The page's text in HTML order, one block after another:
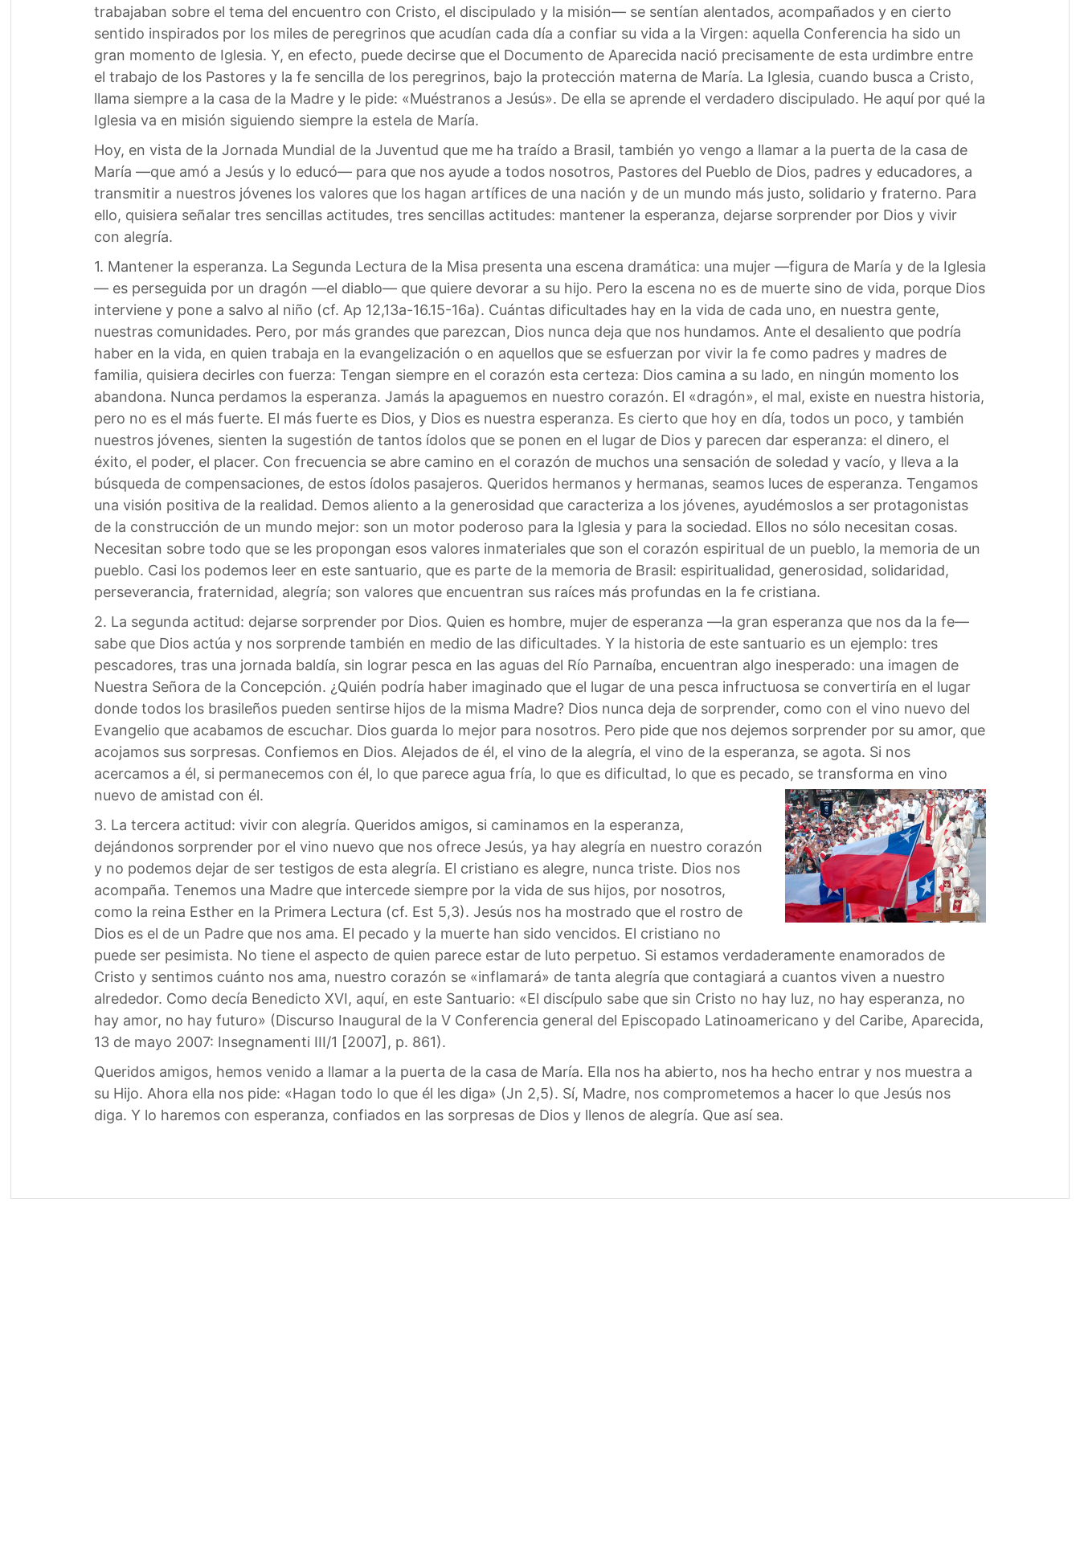
trabajaban sobre el tema del encuentro con Cristo, el discipulado y la misión— se sentían alentados, acompañados y en cierto
sentido inspirados por los miles de peregrinos que acudían cada día a confiar su vida a la Virgen: aquella Conferencia ha sido un
gran momento de Iglesia. Y, en efecto, puede decirse que el Documento de Aparecida nació precisamente de esta urdimbre entre
el trabajo de los Pastores y la fe sencilla de los peregrinos, bajo la protección materna de María. La Iglesia, cuando busca a Cristo,
llama siempre a la casa de la Madre y le pide: «Muéstranos a Jesús». De ella se aprende el verdadero discipulado. He aquí por qué la
Iglesia va en misión siguiendo siempre la estela de María.
Hoy, en vista de la Jornada Mundial de la Juventud que me ha traído a Brasil, también yo vengo a llamar a la puerta de la casa de
María —que amó a Jesús y lo educó— para que nos ayude a todos nosotros, Pastores del Pueblo de Dios, padres y educadores, a
transmitir a nuestros jóvenes los valores que los hagan artífices de una nación y de un mundo más justo, solidario y fraterno. Para
ello, quisiera señalar tres sencillas actitudes, tres sencillas actitudes: mantener la esperanza, dejarse sorprender por Dios y vivir
con alegría.
1. Mantener la esperanza. La Segunda Lectura de la Misa presenta una escena dramática: una mujer —figura de María y de la Iglesia
— es perseguida por un dragón —el diablo— que quiere devorar a su hijo. Pero la escena no es de muerte sino de vida, porque Dios
interviene y pone a salvo al niño (cf. Ap 12,13a-16.15-16a). Cuántas dificultades hay en la vida de cada uno, en nuestra gente,
nuestras comunidades. Pero, por más grandes que parezcan, Dios nunca deja que nos hundamos. Ante el desaliento que podría
haber en la vida, en quien trabaja en la evangelización o en aquellos que se esfuerzan por vivir la fe como padres y madres de
familia, quisiera decirles con fuerza: Tengan siempre en el corazón esta certeza: Dios camina a su lado, en ningún momento los
abandona. Nunca perdamos la esperanza. Jamás la apaguemos en nuestro corazón. El «dragón», el mal, existe en nuestra historia,
pero no es el más fuerte. El más fuerte es Dios, y Dios es nuestra esperanza. Es cierto que hoy en día, todos un poco, y también
nuestros jóvenes, sienten la sugestión de tantos ídolos que se ponen en el lugar de Dios y parecen dar esperanza: el dinero, el
éxito, el poder, el placer. Con frecuencia se abre camino en el corazón de muchos una sensación de soledad y vacío, y lleva a la
búsqueda de compensaciones, de estos ídolos pasajeros. Queridos hermanos y hermanas, seamos luces de esperanza. Tengamos
una visión positiva de la realidad. Demos aliento a la generosidad que caracteriza a los jóvenes, ayudémoslos a ser protagonistas
de la construcción de un mundo mejor: son un motor poderoso para la Iglesia y para la sociedad. Ellos no sólo necesitan cosas.
Necesitan sobre todo que se les propongan esos valores inmateriales que son el corazón espiritual de un pueblo, la memoria de un
pueblo. Casi los podemos leer en este santuario, que es parte de la memoria de Brasil: espiritualidad, generosidad, solidaridad,
perseverancia, fraternidad, alegría; son valores que encuentran sus raíces más profundas en la fe cristiana.
2. La segunda actitud: dejarse sorprender por Dios. Quien es hombre, mujer de esperanza —la gran esperanza que nos da la fe—
sabe que Dios actúa y nos sorprende también en medio de las dificultades. Y la historia de este santuario es un ejemplo: tres
pescadores, tras una jornada baldía, sin lograr pesca en las aguas del Río Parnaíba, encuentran algo inesperado: una imagen de
Nuestra Señora de la Concepción. ¿Quién podría haber imaginado que el lugar de una pesca infructuosa se convertiría en el lugar
donde todos los brasileños pueden sentirse hijos de la misma Madre? Dios nunca deja de sorprender, como con el vino nuevo del
Evangelio que acabamos de escuchar. Dios guarda lo mejor para nosotros. Pero pide que nos dejemos sorprender por su amor, que
acojamos sus sorpresas. Confiemos en Dios. Alejados de él, el vino de la alegría, el vino de la esperanza, se agota. Si nos
acercamos a él, si permanecemos con él, lo que parece agua fría, lo que es dificultad, lo que es pecado, se transforma en vino
nuevo de amistad con él.
3. La tercera actitud: vivir con alegría. Queridos amigos, si caminamos en la esperanza,
dejándonos sorprender por el vino nuevo que nos ofrece Jesús, ya hay alegría en nuestro corazón
y no podemos dejar de ser testigos de esta alegría. El cristiano es alegre, nunca triste. Dios nos
acompaña. Tenemos una Madre que intercede siempre por la vida de sus hijos, por nosotros,
como la reina Esther en la Primera Lectura (cf. Est 5,3). Jesús nos ha mostrado que el rostro de
Dios es el de un Padre que nos ama. El pecado y la muerte han sido vencidos. El cristiano no
puede ser pesimista. No tiene el aspecto de quien parece estar de luto perpetuo. Si estamos verdaderamente enamorados de
Cristo y sentimos cuánto nos ama, nuestro corazón se «inflamará» de tanta alegría que contagiará a cuantos viven a nuestro
alrededor. Como decía Benedicto XVI, aquí, en este Santuario: «El discípulo sabe que sin Cristo no hay luz, no hay esperanza, no
hay amor, no hay futuro» (Discurso Inaugural de la V Conferencia general del Episcopado Latinoamericano y del Caribe, Aparecida,
13 de mayo 2007: Insegnamenti III/1 [2007], p. 861).
Queridos amigos, hemos venido a llamar a la puerta de la casa de María. Ella nos ha abierto, nos ha hecho entrar y nos muestra a
su Hijo. Ahora ella nos pide: «Hagan todo lo que él les diga» (Jn 2,5). Sí, Madre, nos comprometemos a hacer lo que Jesús nos
diga. Y lo haremos con esperanza, confiados en las sorpresas de Dios y llenos de alegría. Que así sea.